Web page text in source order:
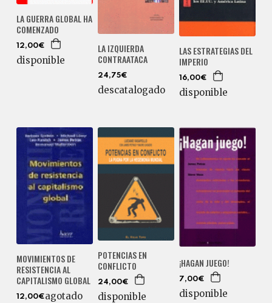
LA GUERRA GLOBAL HA
COMENZADO
12,00€
disponible
LA IZQUIERDA
CONTRAATACA
24,75€
descatalogado
LAS ESTRATEGIAS DEL
IMPERIO
16,00€
disponible
MOVIMIENTOS DE
RESISTENCIA AL
CAPITALISMO GLOBAL
12,00€agotado
POTENCIAS EN
CONFLICTO
24,00€
disponible
¡HAGAN JUEGO!
7,00€
disponible